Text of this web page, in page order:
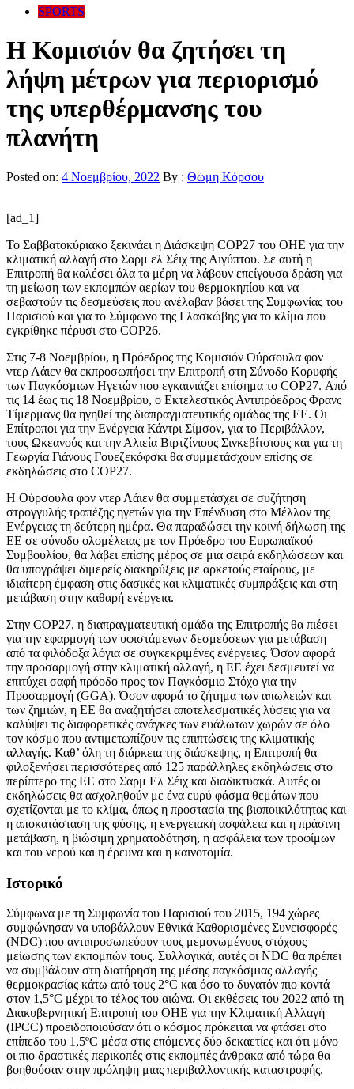
SPORTS
Η Κομισιόν θα ζητήσει τη
λήψη μέτρων για περιορισμό
της υπερθέρμανσης του
πλανήτη
Posted on: 4 Νοεμβρίου, 2022 By : Θώμη Κόρσου
[ad_1]
Το Σαββατοκύριακο ξεκινάει η Διάσκεψη COP27 του ΟΗΕ για την
κλιματική αλλαγή στο Σαρμ ελ Σέιχ της Αιγύπτου. Σε αυτή η
Επιτροπή θα καλέσει όλα τα μέρη να λάβουν επείγουσα δράση για
τη μείωση των εκπομπών αερίων του θερμοκηπίου και να
σεβαστούν τις δεσμεύσεις που ανέλαβαν βάσει της Συμφωνίας του
Παρισιού και για το Σύμφωνο της Γλασκώβης για το κλίμα που
εγκρίθηκε πέρυσι στο COP26.
Στις 7-8 Νοεμβρίου, η Πρόεδρος της Κομισιόν Ούρσουλα φον
ντερ Λάιεν θα εκπροσωπήσει την Επιτροπή στη Σύνοδο Κορυφής
των Παγκόσμιων Ηγετών που εγκαινιάζει επίσημα το COP27. Από
τις 14 έως τις 18 Νοεμβρίου, ο Εκτελεστικός Αντιπρόεδρος Φρανς
Τίμερμανς θα ηγηθεί της διαπραγματευτικής ομάδας της ΕΕ. Οι
Επίτροποι για την Ενέργεια Κάντρι Σίμσον, για το Περιβάλλον,
τους Ωκεανούς και την Αλιεία Βιρτζίνιους Σινκεβίτσιους και για τη
Γεωργία Γιάνους Γουεζεκόφσκι θα συμμετάσχουν επίσης σε
εκδηλώσεις στο COP27.
Η Ούρσουλα φον ντερ Λάιεν θα συμμετάσχει σε συζήτηση
στρογγυλής τραπέζης ηγετών για την Επένδυση στο Μέλλον της
Ενέργειας τη δεύτερη ημέρα. Θα παραδώσει την κοινή δήλωση της
ΕΕ σε σύνοδο ολομέλειας με τον Πρόεδρο του Ευρωπαϊκού
Συμβουλίου, θα λάβει επίσης μέρος σε μια σειρά εκδηλώσεων και
θα υπογράψει διμερείς διακηρύξεις με αρκετούς εταίρους, με
ιδιαίτερη έμφαση στις δασικές και κλιματικές συμπράξεις και στη
μετάβαση στην καθαρή ενέργεια.
Στην COP27, η διαπραγματευτική ομάδα της Επιτροπής θα πιέσει
για την εφαρμογή των υφιστάμενων δεσμεύσεων για μετάβαση
από τα φιλόδοξα λόγια σε συγκεκριμένες ενέργειες. Όσον αφορά
την προσαρμογή στην κλιματική αλλαγή, η ΕΕ έχει δεσμευτεί να
επιτύχει σαφή πρόοδο προς τον Παγκόσμιο Στόχο για την
Προσαρμογή (GGA). Όσον αφορά το ζήτημα των απωλειών και
των ζημιών, η ΕΕ θα αναζητήσει αποτελεσματικές λύσεις για να
καλύψει τις διαφορετικές ανάγκες των ευάλωτων χωρών σε όλο
τον κόσμο που αντιμετωπίζουν τις επιπτώσεις της κλιματικής
αλλαγής. Καθ’ όλη τη διάρκεια της διάσκεψης, η Επιτροπή θα
φιλοξενήσει περισσότερες από 125 παράλληλες εκδηλώσεις στο
περίπτερο της ΕΕ στο Σαρμ Ελ Σέιχ και διαδικτυακά. Αυτές οι
εκδηλώσεις θα ασχοληθούν με ένα ευρύ φάσμα θεμάτων που
σχετίζονται με το κλίμα, όπως η προστασία της βιοποικιλότητας και
η αποκατάσταση της φύσης, η ενεργειακή ασφάλεια και η πράσινη
μετάβαση, η βιώσιμη χρηματοδότηση, η ασφάλεια των τροφίμων
και του νερού και η έρευνα και η καινοτομία.
Ιστορικό
Σύμφωνα με τη Συμφωνία του Παρισιού του 2015, 194 χώρες
συμφώνησαν να υποβάλλουν Εθνικά Καθορισμένες Συνεισφορές
(NDC) που αντιπροσωπεύουν τους μεμονωμένους στόχους
μείωσης των εκπομπών τους. Συλλογικά, αυτές οι NDC θα πρέπει
να συμβάλουν στη διατήρηση της μέσης παγκόσμιας αλλαγής
θερμοκρασίας κάτω από τους 2°C και όσο το δυνατόν πιο κοντά
στον 1,5°C μέχρι το τέλος του αιώνα. Οι εκθέσεις του 2022 από τη
Διακυβερνητική Επιτροπή του ΟΗΕ για την Κλιματική Αλλαγή
(IPCC) προειδοποιούσαν ότι ο κόσμος πρόκειται να φτάσει στο
επίπεδο του 1,5ºC μέσα στις επόμενες δύο δεκαετίες και ότι μόνο
οι πιο δραστικές περικοπές στις εκπομπές άνθρακα από τώρα θα
βοηθούσαν στην πρόληψη μιας περιβαλλοντικής καταστροφής.